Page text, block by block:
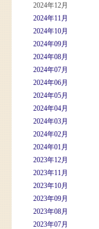
2024年12月
2024年11月
2024年10月
2024年09月
2024年08月
2024年07月
2024年06月
2024年05月
2024年04月
2024年03月
2024年02月
2024年01月
2023年12月
2023年11月
2023年10月
2023年09月
2023年08月
2023年07月